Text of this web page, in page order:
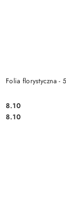
Folia florystyczna -
Cena:
8.10
Cena:
8.10